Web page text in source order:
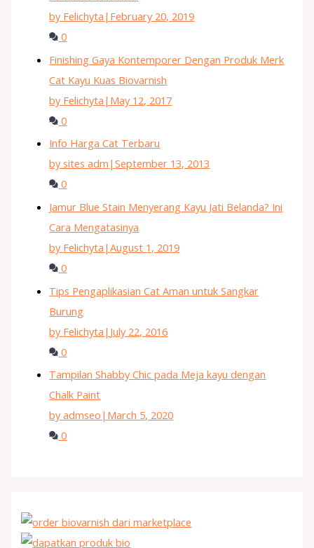
by Felichyta | February 20, 2019
0
Finishing Gaya Kontemporer Dengan Produk Merk
Cat Kayu Kuas Biovarnish
by Felichyta | May 12, 2017
0
Info Harga Cat Terbaru
by sites adm |September 13, 2013
0
Jamur Blue Stain Menyerang Kayu Jati Belanda? Ini
Cara Mengatasinya
by Felichyta |August 1, 2019
0
Tips Pengaplikasian Cat Aman untuk Sangkar
Burung
by Felichyta | July 22, 2016
0
Tampilan Shabby Chic pada Meja kayu dengan
Chalk Paint
by admseo | March 5, 2020
0